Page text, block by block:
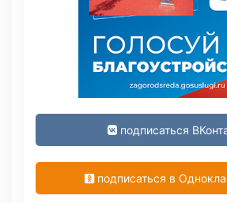
подписаться
подписаться в